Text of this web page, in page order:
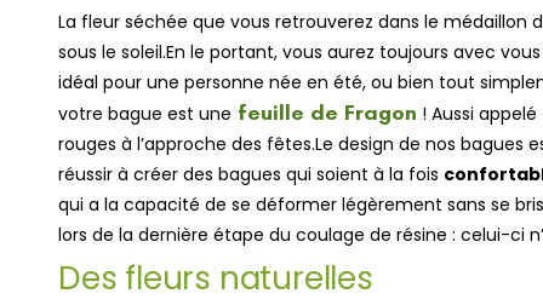
La fleur séchée que vous retrouverez dans le
sous le soleil.En le portant, vous aurez toujours avec
idéal pour une personne née en été, ou bien tout
votre bague est une feuille de Fragon ! Aussi
rouges à l’approche des fêtes.Le design de nos bagues
réussir à créer des bagues qui soient à la fois
qui a la capacité de se déformer légèrement sans se
lors de la dernière étape du coulage de résine : celui-ci
Des fleurs naturelles